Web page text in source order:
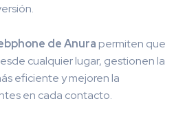
de Anura permiten que
cualquier lugar, gestionen la
eficiente y mejoren la
en cada contacto.